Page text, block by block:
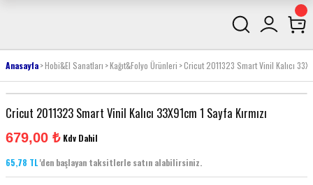
Anasayfa Hobi&El Sanatları Kağıt&Folyo Ürünleri Cricut 2011323 Smart Vinil Kalıcı
Cricut 2011323 Smart Vinil Kalıcı 33X91cm 1 Sayfa Kırmızı
679,00 ₺ Kdv Dahil
65,78 TL'den başlayan taksitlerle satın alabilirsiniz.